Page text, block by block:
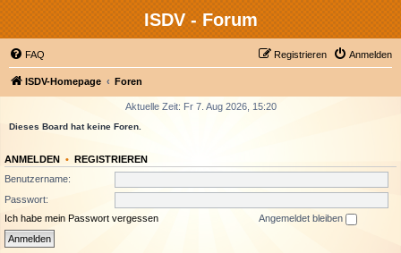
ISDV - Forum
FAQ Anmelden
Registrieren
ISDV-Homepage Foren
Aktuelle Zeit: Fr 7. Aug 2026, 15:20
Dieses Board hat keine Foren.
ANMELDEN • REGISTRIEREN
Benutzername:
Passwort:
Ich habe mein Passwort vergessen
Angemeldet bleiben